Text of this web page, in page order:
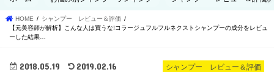
HOME
シャンプー レビュー＆評価
【元美容師が解析】こんな人は買うな!コラージュフルフルネクストシャンプーの成分をレビュ
ーした結果…
シャンプー レビュー＆評価
2018.05.19 2019.02.16